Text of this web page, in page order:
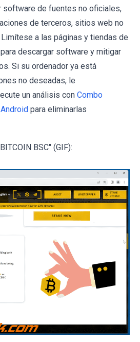
software de fuentes no oficiales,
de terceros, sitios web no
a las páginas y tiendas de
descargar software y mitigar
Si su ordenador ya está
no deseadas, le
un análisis con Combo
para eliminarlas
BSC" (GIF):